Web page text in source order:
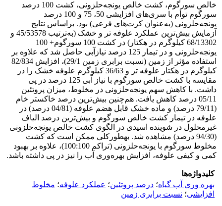
خالص سورگوم، کشت خالص یونجه‌حلزونی، کشت 100 درصد
سورگوم توأم با سری‌های افزایشی 50، 75 و 100 درصد
یونجه‌حلزونی‌ (به‌عنوان کرت‌های فرعی) بود. براساس نتایج
آزمایش بیش‌ترین عملکرد علوفه تر و خشک (به‌ترتیب 45/53578 و
68/13302 کیلوگرم در هکتار) در کشت 100 سورگوم+ 100
یونجه‌‌حلزونی و در تیمار 125 درصد نیازآبی حاصل شد که علاوه بر
استفاده مؤثر از زمین (نسبت برابری زمین 29/1)، افزایش 82/834
کیلوگرم در هکتار علوفه تر و 36/63 کیلوگرم علوفه خشک را در
مقایسه با کشت خالص سورگوم با نیاز آبی 125 درصد در پی
داشت. با کاهش سهم یونجه‌حلزونی در مخلوط، میزان پروتئین
05/11 درصد کاهش یافت. هم‌چنین بیش‌ترین درصد خاکستر خام
(79/11 درصد) و ماده خشک قابل هضم علوفه (04/81 درصد) در
علوفه در تیمار کشت خالص سورگوم و بیش‌ترین درصد الیاف
غیرمحلول در شوینده اسیدی در الگوی کشت خالص یونجه‌حلزونی
(94/30 درصد) مشاهده شد. به­طورکلی ممکن است که کشت
مخلوط سورگوم با یونجه‌حلزونی (تراکم 100:100)، علاوه بر بهبود
کمی و کیفی علوفه، افزایش بهره‌وری آب را نیز در پی داشته باشد.
کلیدواژه‌ها
بهره‌ وری آب گیاه؛ درصد پروتئین؛ عملکرد علوفه؛ مخلوط
افزایشی؛ نسبت برابری زمین